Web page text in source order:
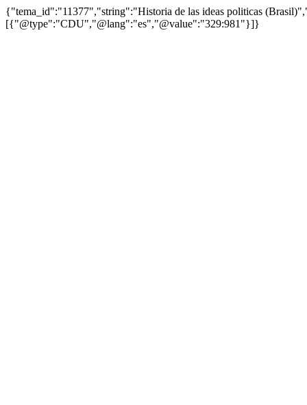
{"tema_id":"11377","string":"Historia de las ideas politicas
[{"@type":"CDU","@lang":"es","@value":"329:981"}]}